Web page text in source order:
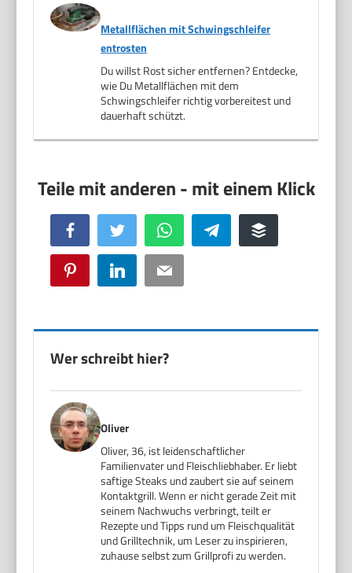
Metallflächen mit Schwingschleifer
entrosten
Du willst Rost sicher entfernen? Entdecke,
wie Du Metallflächen mit dem
Schwingschleifer richtig vorbereitest und
dauerhaft schützt.
Facebook Twitter WhatsApp Telegram Buffer
Pinterest LinkedIn Email
Wer schreibt hier?
Oliver
Oliver, 36, ist leidenschaftlicher
Familienvater und Fleischliebhaber. Er liebt
saftige Steaks und zaubert sie auf seinem
Kontaktgrill. Wenn er nicht gerade Zeit mit
seinem Nachwuchs verbringt, teilt er
Rezepte und Tipps rund um Fleischqualität
und Grilltechnik, um Leser zu inspirieren,
zuhause selbst zum Grillprofi zu werden.